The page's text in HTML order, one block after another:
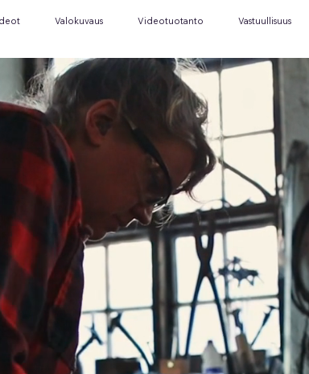
Valokuvaus Videotuotanto Vastuullisuus